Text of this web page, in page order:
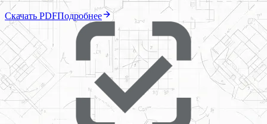
Скачать PDFПодробнее